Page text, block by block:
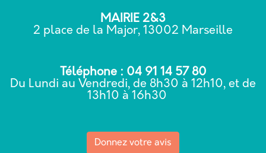
MAIRIE 2&3
2 place de la Major, 13002 Marseille
Téléphone : 04 91 14 57 80
Du Lundi au Vendredi, de 8h30 à 12h10, et de
13h10 à 16h30
Donnez votre avis